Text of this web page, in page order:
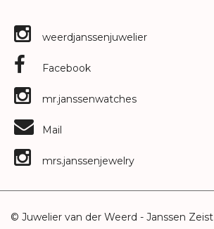
weerdjanssenjuwelier
Facebook
mr.janssenwatches
Mail
mrs.janssenjewelry
© Juwelier van der Weerd - Janssen Zeist